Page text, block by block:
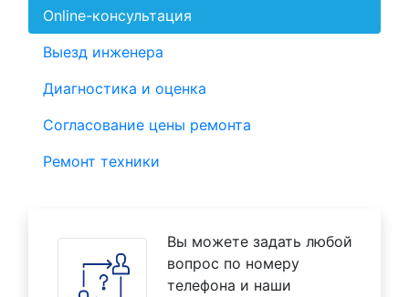
Online-консультация
Выезд инженера
Диагностика и оценка
Согласование цены ремонта
Ремонт техники
Вы можете задать любой
вопрос по номеру
телефона и наши